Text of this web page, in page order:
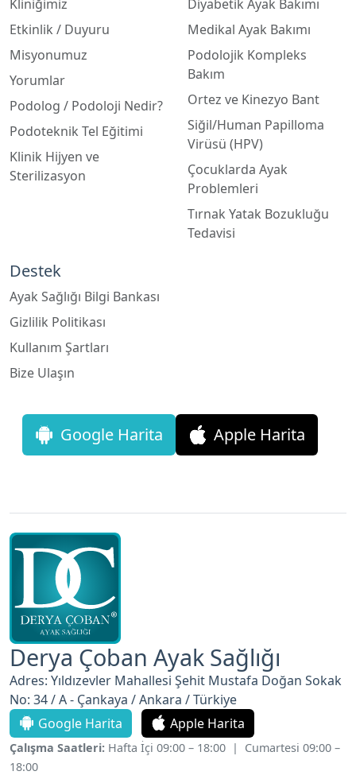
Misyonumuz
Podolog / Podoloji Nedir?
Klinik Hijyen ve
Sterilizasyon
Podolojik Kompleks
Bakım
Ortez ve Kinezyo Bant
Virüsü (HPV)
Çocuklarda Ayak
Problemleri
Tırnak Yatak Bozukluğu
Tedavisi
Kullanım Şartları
Derya Çoban Ayak Sağlığı
Adres: Yıldızevler Mahallesi Şehit Mustafa Doğan Sokak
No: 34 / A - Çankaya / Ankara / Türkiye
Google Harita
Apple Harita
Çalışma Saatleri:Hafta İçi 09:00 – 18:00 | Cumartesi 09:00 –
18:00
Tel :+90 312 4419199Whatsapp:+90 532 568 91 94
Eposta :